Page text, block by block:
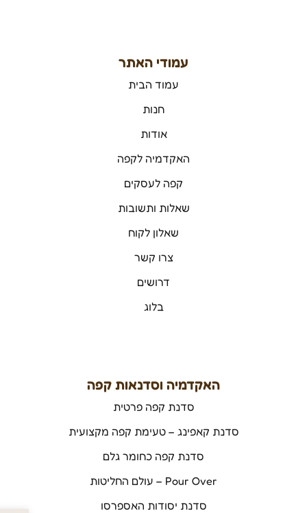
עמודי האתר
עמוד הבית
חנות
אודות
האקדמיה לקפה
קפה לעסקים
שאלות ותשובות
שאלון לקוח
צרו קשר
דרושים
בלוג
האקדמיה וסדנאות קפה
סדנת קפה פרטית
סדנת קאפינג – טעימת קפה מקצועית
סדנת קפה כחומר גלם
Pour Over – עולם החליטות
סדנת יסודות האספרסו